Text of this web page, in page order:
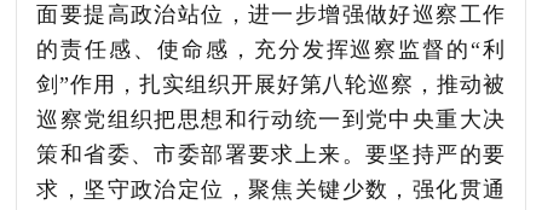
面要提高政治站位，进一步增强做好巡察工作
的责任感、使命感 ，充分发挥巡察监督的“利
剑”作用，扎实组织开展好第八轮巡察，推动被
巡察党组织把思想和行动统一到党中央重大决
策和省委、市委部署要求上来。 要坚持严的要
求， 坚守政治定位，聚焦关键少数，强化贯通